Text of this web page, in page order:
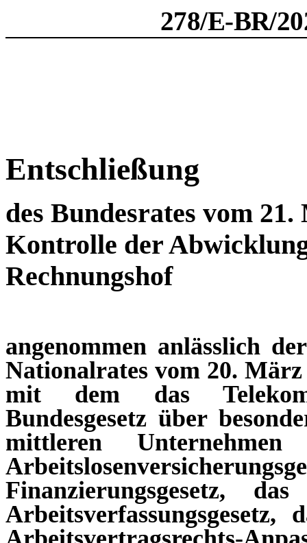
278/E-BR/
Entschließung
des Bundesrates vom
Kontrolle der
Rechnungshof
angenommen anlässlich
Nationalrates vom 20. März
mit dem das
Bundesgesetz über
mittleren Unternehmen
Finanzierungsgesetz,
Arbeitsverfassungsgesetz,